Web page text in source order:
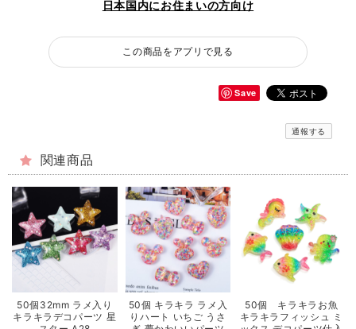
日本国内にお住まいの方向け
この商品をアプリで見る
Save
通報する
関連商品
50個32mm ラメ入り
キラキラデコパーツ 星
50個 キラキラ ラメ入
りハート いちご うさ
50個 キラキラお魚
キラキラフィッシュ ミ